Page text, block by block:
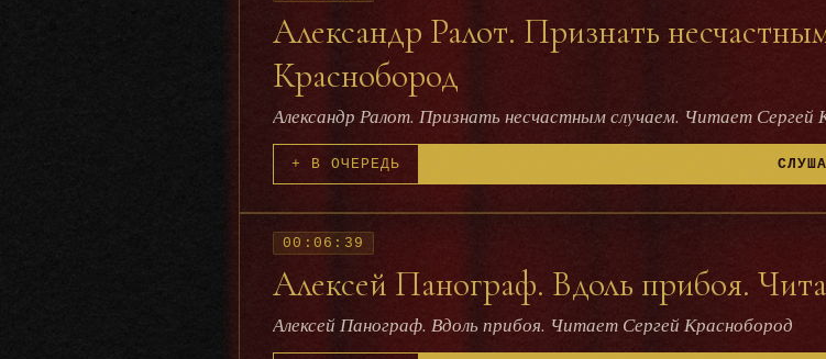
Александр Ралот. Признать
Краснобород
Александр Ралот. Признать несчастным случаем. Читает Сергей
+ В ОЧЕРЕДЬ
Алексей Панограф. Вдоль прибоя.
Алексей Панограф. Вдоль прибоя. Читает Сергей Краснобород
00:06:39